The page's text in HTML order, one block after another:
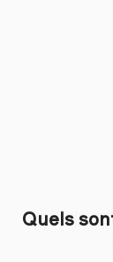
Quels